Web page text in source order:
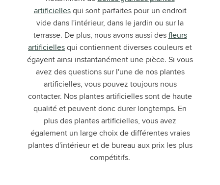
artificiellesqui sont parfaites pour un endroit
vide dans l'intérieur, dans le jardin ou sur la
terrasse. De plus, nous avons aussi desfleurs
artificiellesqui contiennent diverses couleurs et
égayent ainsi instantanément une pièce. Si vous
avez des questions sur l'une de nos plantes
artificielles, vous pouvez toujours nous
contacter. Nos plantes artificielles sont de haute
qualité et peuvent donc durer longtemps. En
plus des plantes artificielles, vous avez
également un large choix de différentes vraies
plantes d'intérieur et de bureau aux prix les plus
compétitifs.